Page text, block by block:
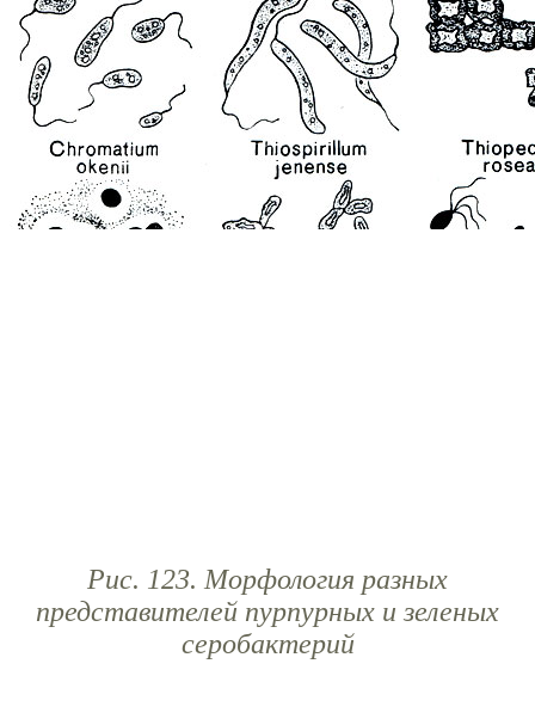
Рис. 123. Морфология разных
представителей пурпурных и зеленых
серобактерий